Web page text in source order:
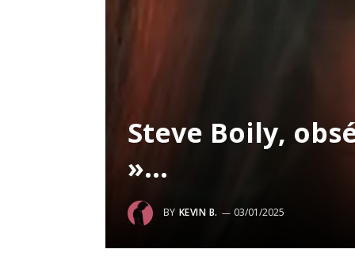
Steve Boily,
»…
BY KEVIN B. 03/01/2025